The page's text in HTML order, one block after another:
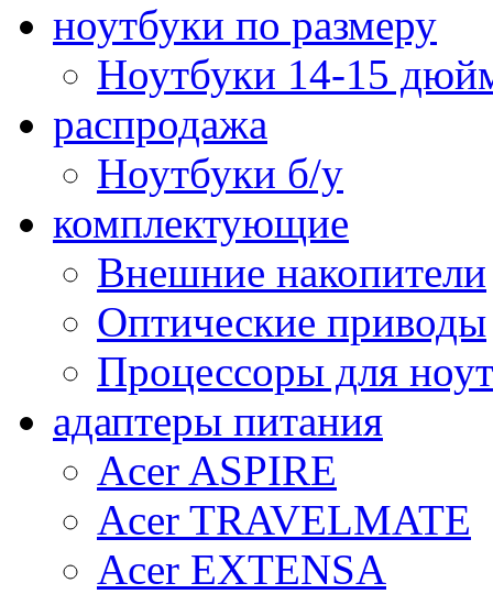
ноутбуки по размеру
Ноутбуки 14-15
распродажа
Ноутбуки б/у
комплектующие
Внешние накопители
Оптические приводы
Процессоры для
адаптеры питания
Acer ASPIRE
Acer TRAVELMATE
Acer EXTENSA